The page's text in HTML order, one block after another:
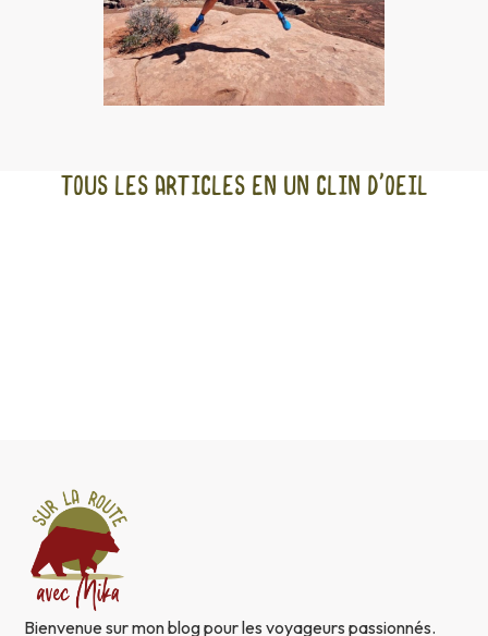
Tous les articles en un clin d'oeil
Bienvenue sur mon blog pour les voyageurs passionnés.